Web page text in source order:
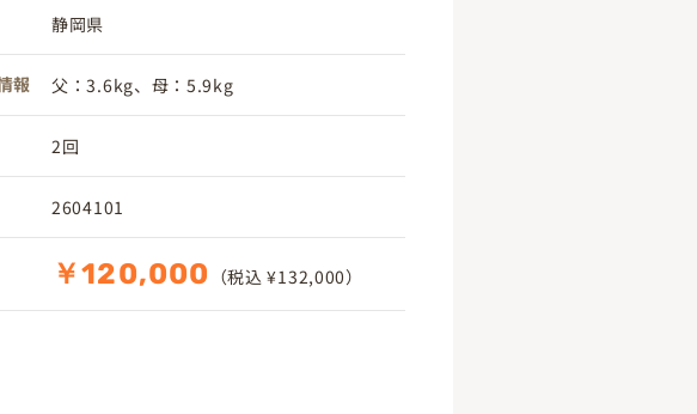
静岡県
報 父：3.6kg、母：5.9kg
2回
2604101
￥120,000 （税込 ¥132,000）